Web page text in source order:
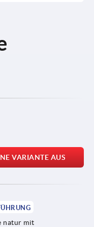
VARIANTE AUS
natur mit